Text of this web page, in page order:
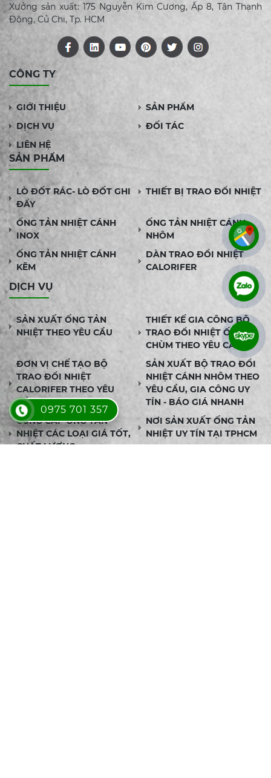
Xưởng sản xuất: 175 Nguyễn Kim Cương, Ấp 8, Tân Thạnh
Đông, Củ Chi, Tp. HCM
CÔNG TY
GIỚI THIỆU
SẢN PHẨM
DỊCH VỤ
ĐỐI TÁC
LIÊN HỆ
SẢN PHẨM
LÒ ĐỐT RÁC- LÒ ĐỐT GHI
ĐẨY
THIẾT BỊ TRAO ĐỔI NHIỆT
ỐNG TẢN NHIỆT CÁNH
INOX
ỐNG TẢN NHIỆT CÁNH
NHÔM
ỐNG TẢN NHIỆT CÁNH
KẼM
DÀN TRAO ĐỔI NHIỆT
CALORIFER
DỊCH VỤ
SẢN XUẤT ỐNG TẢN
NHIỆT THEO YÊU CẦU
THIẾT KẾ GIA CÔNG BỘ
TRAO ĐỔI NHIỆT ỐNG
CHÙM THEO YÊU CẦU
ĐƠN VỊ CHẾ TẠO BỘ
TRAO ĐỔI NHIỆT
CALORIFER THEO YÊU
CẦU
SẢN XUẤT BỘ TRAO ĐỔI
NHIỆT CÁNH NHÔM THEO
YÊU CẦU, GIA CÔNG UY
TÍN - BÁO GIÁ NHANH
CUNG CẤP ỐNG TẢN
NHIỆT CÁC LOẠI GIÁ TỐT,
CHẤT LƯỢNG
NƠI SẢN XUẤT ỐNG TẢN
NHIỆT UY TÍN TẠI TPHCM
0975 701 357